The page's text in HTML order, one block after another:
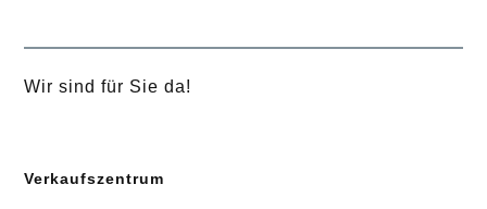
Wir sind für Sie da!
Verkaufszentrum